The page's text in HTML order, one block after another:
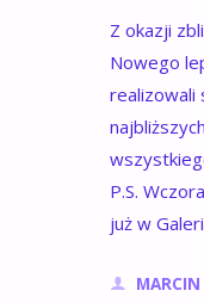
Z okazji
Nowego
realizowali
P.S.
już w
MARCIN